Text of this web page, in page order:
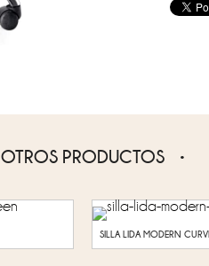
OTROS PRODUCTOS
SILLA LIDA MODERN